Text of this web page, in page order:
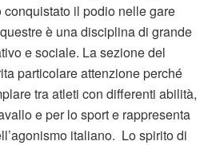
il podio nelle gare
è una disciplina di grande
e sociale. La sezione del
particolare attenzione perché
tra atleti con differenti abilità,
e per lo sport e rappresenta
italiano. Lo spirito di